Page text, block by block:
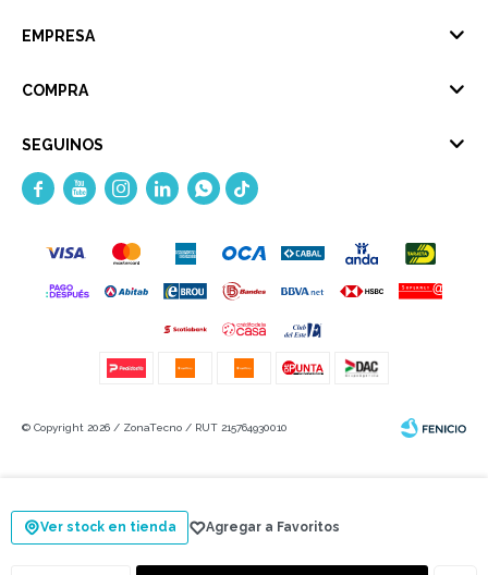
Ver stock en tienda
EMPRESA
COMPRA
SEGUINOS
    
© Copyright 2026 / ZonaTecno / RUT 215764930010